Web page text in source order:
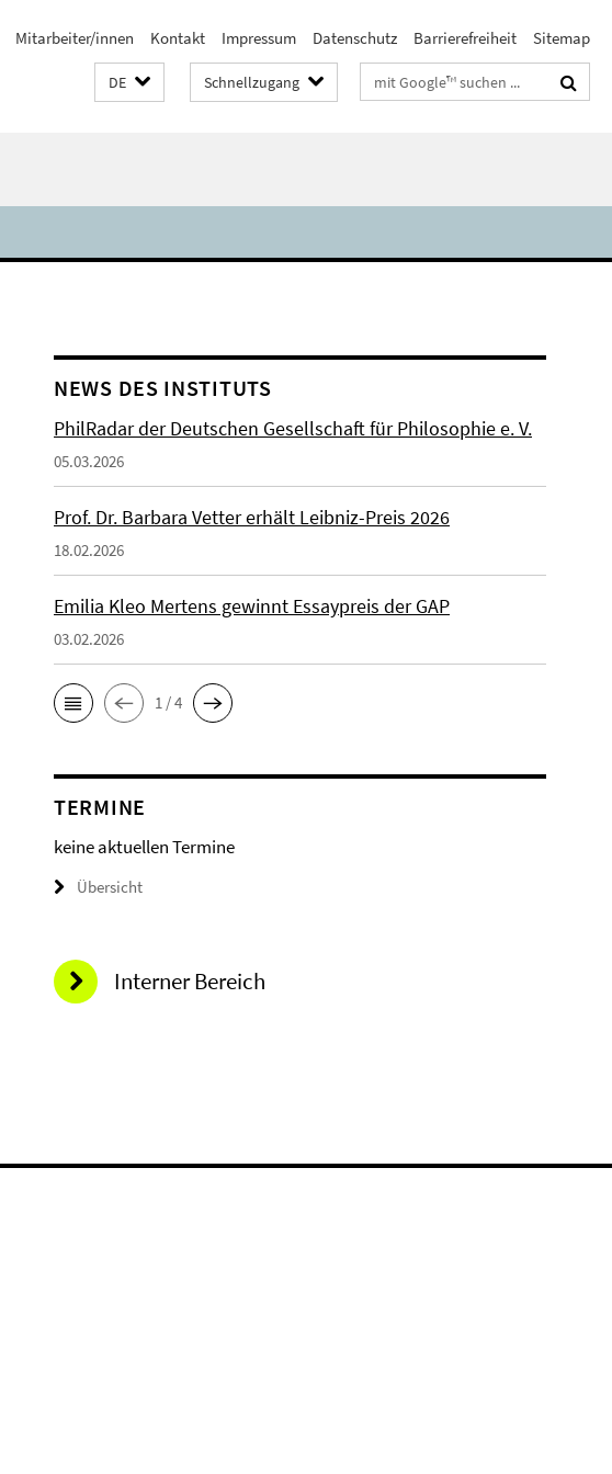
Mitarbeiter/innen Kontakt Impressum Datenschutz Barrierefreiheit Sitemap
DE Schnellzugang Suchbegriffe
NEWS DES INSTITUTS
PhilRadar der Deutschen Gesellschaft für Philosophie e. V.
05.03.2026
Prof. Dr. Barbara Vetter erhält Leibniz-Preis 2026
18.02.2026
Emilia Kleo Mertens gewinnt Essaypreis der GAP
03.02.2026
1 / 4
TERMINE
keine aktuellen Termine
Übersicht
Interner Bereich